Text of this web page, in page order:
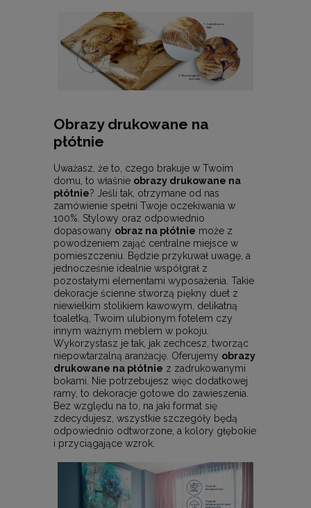
Obrazy drukowane na
płótnie
Uważasz, że to, czego brakuje w Twoim
domu, to właśnie obrazy drukowane na
płótnie? Jeśli tak, otrzymane od nas
zamówienie spełni Twoje oczekiwania w
100%. Stylowy oraz odpowiednio
dopasowany obraz na płótnie może z
powodzeniem zająć centralne miejsce w
pomieszczeniu. Będzie przykuwał uwagę, a
jednocześnie idealnie współgrał z
pozostałymi elementami wyposażenia. Takie
dekoracje ścienne stworzą piękny duet z
niewielkim stolikiem kawowym, delikatną
toaletką, Twoim ulubionym fotelem czy
innym ważnym meblem w pokoju.
Wykorzystasz je tak, jak zechcesz, tworząc
niepowtarzalną aranżację. Oferujemy obrazy
drukowane na płótnie z zadrukowanymi
bokami. Nie potrzebujesz więc dodatkowej
ramy, to dekoracje gotowe do zawieszenia.
Bez względu na to, na jaki format się
zdecydujesz, wszystkie szczegóły będą
odpowiednio odtworzone, a kolory głębokie
i przyciągające wzrok.